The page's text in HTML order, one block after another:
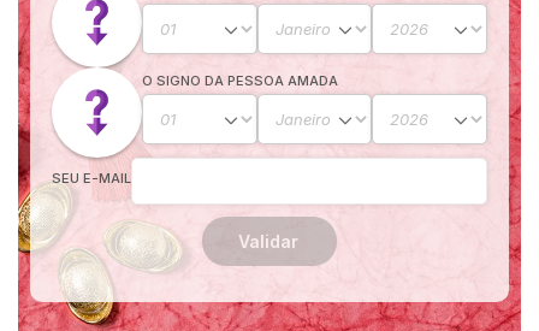
O SIGNO DA PESSOA AMADA
SEU E-MAIL
Validar